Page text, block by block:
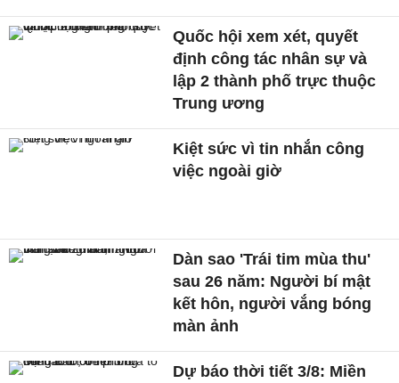
Quốc hội xem xét, quyết
định công tác nhân sự và
lập 2 thành phố trực thuộc
Trung ương
Kiệt sức vì tin nhắn công
việc ngoài giờ
Dàn sao 'Trái tim mùa thu'
sau 26 năm: Người bí mật
kết hôn, người vắng bóng
màn ảnh
Dự báo thời tiết 3/8: Miền